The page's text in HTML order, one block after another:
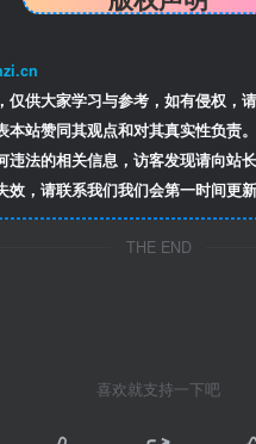
供大家学习与参考，如有侵权，
站赞同其观点和对其真实性负责。
法的相关信息，访客发现请向站
，请联系我们我们会第一时间更新
THE END
喜欢就支持一下吧